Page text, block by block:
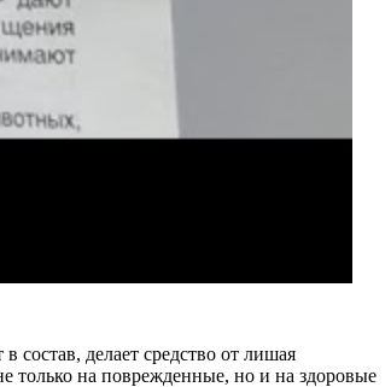
делает средство от лишая
только на поврежденные, но и на здоровые